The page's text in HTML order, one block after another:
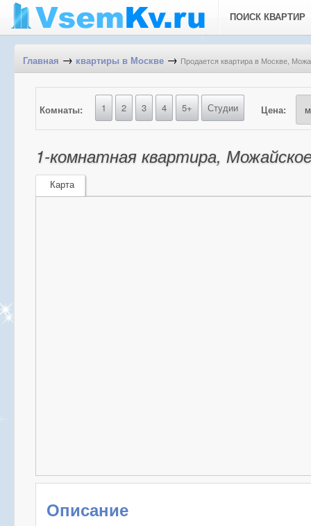
ПОИСК КВАРТИР
Главная → квартиры в Москве → Продается квартира в Москве,
Комнаты: 1 2 3 4 5+ Студии Цена:
1-комнатная квартира,
Карта
Описание